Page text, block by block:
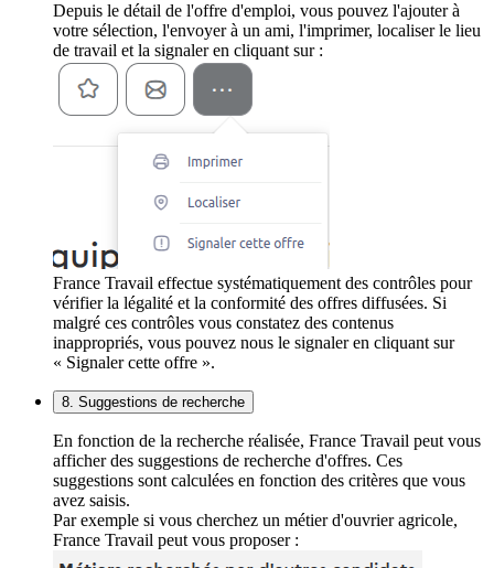
Depuis le détail de l'offre d'emploi, vous pouvez l'ajouter à
votre sélection, l'envoyer à un ami, l'imprimer, localiser le lieu
de travail et la signaler en cliquant sur :
France Travail effectue systématiquement des contrôles pour
vérifier la légalité et la conformité des offres diffusées. Si
malgré ces contrôles vous constatez des contenus
inappropriés, vous pouvez nous le signaler en cliquant sur
« Signaler cette offre ».
8. Suggestions de recherche
En fonction de la recherche réalisée, France Travail peut vous
afficher des suggestions de recherche d'offres. Ces
suggestions sont calculées en fonction des critères que vous
avez saisis.
Par exemple si vous cherchez un métier d'ouvrier agricole,
France Travail peut vous proposer :